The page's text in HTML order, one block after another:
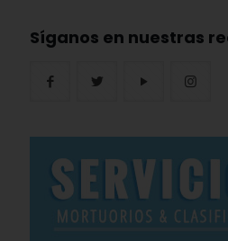
Síganos en nuestras